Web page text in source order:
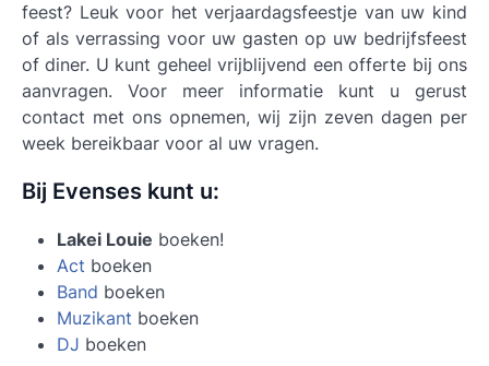
feest? Leuk voor het verjaardagsfeestje van uw kind
of als verrassing voor uw gasten op uw bedrijfsfeest
of diner. U kunt geheel vrijblijvend een offerte bij ons
aanvragen. Voor meer informatie kunt u gerust
contact met ons opnemen, wij zijn zeven dagen per
week bereikbaar voor al uw vragen.
Bij Evenses kunt u:
Lakei Louie boeken!
Act boeken
Band boeken
Muzikant boeken
DJ boeken